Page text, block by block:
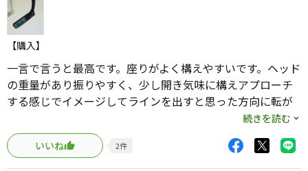
早くコースデビューさせて感想をアップデートしたいです！
・打感
他の方の感想でも記載があったかと思いますが、「ムチっ」とし
た、「コツっ」とした打感はとても気持ちが良いです。「鉄とゴ
ムのぶつかり」を肌で感じる極上の打感です。
・距離感
芯の狭さでタッチは敏感に変わります。操作性は良いですが、逆
にお助け機能は少ないです。小ぶりなのに重量感があるボディ
が、若干打ち切れないのをヘッジしてくれる感じがありますが、
・グリップ
メーカーサイトを見ると、オプションではない標準のグリップの
方でした。太すぎないやや太、といった感じで、素材にこだわっ
【購入】
一言で言うと最高です。座りがよく構えやすいです。ヘッド
の重量があり振りやすく、少し開き気味に構えアプローチ
する感じでイメージしてラインを出すと思った方向に転が
ります。転がりも良く芯に当たった時の打感は極上です。一
般的なパターと比べると芯は狭いですが他のL字と比べたら
広い方の部類に入るでしょう。とにかく打ち出し方向のイ
メージが出しやすくアプローチの感覚で打つとピンポイン
続きを読む
いいね
2件